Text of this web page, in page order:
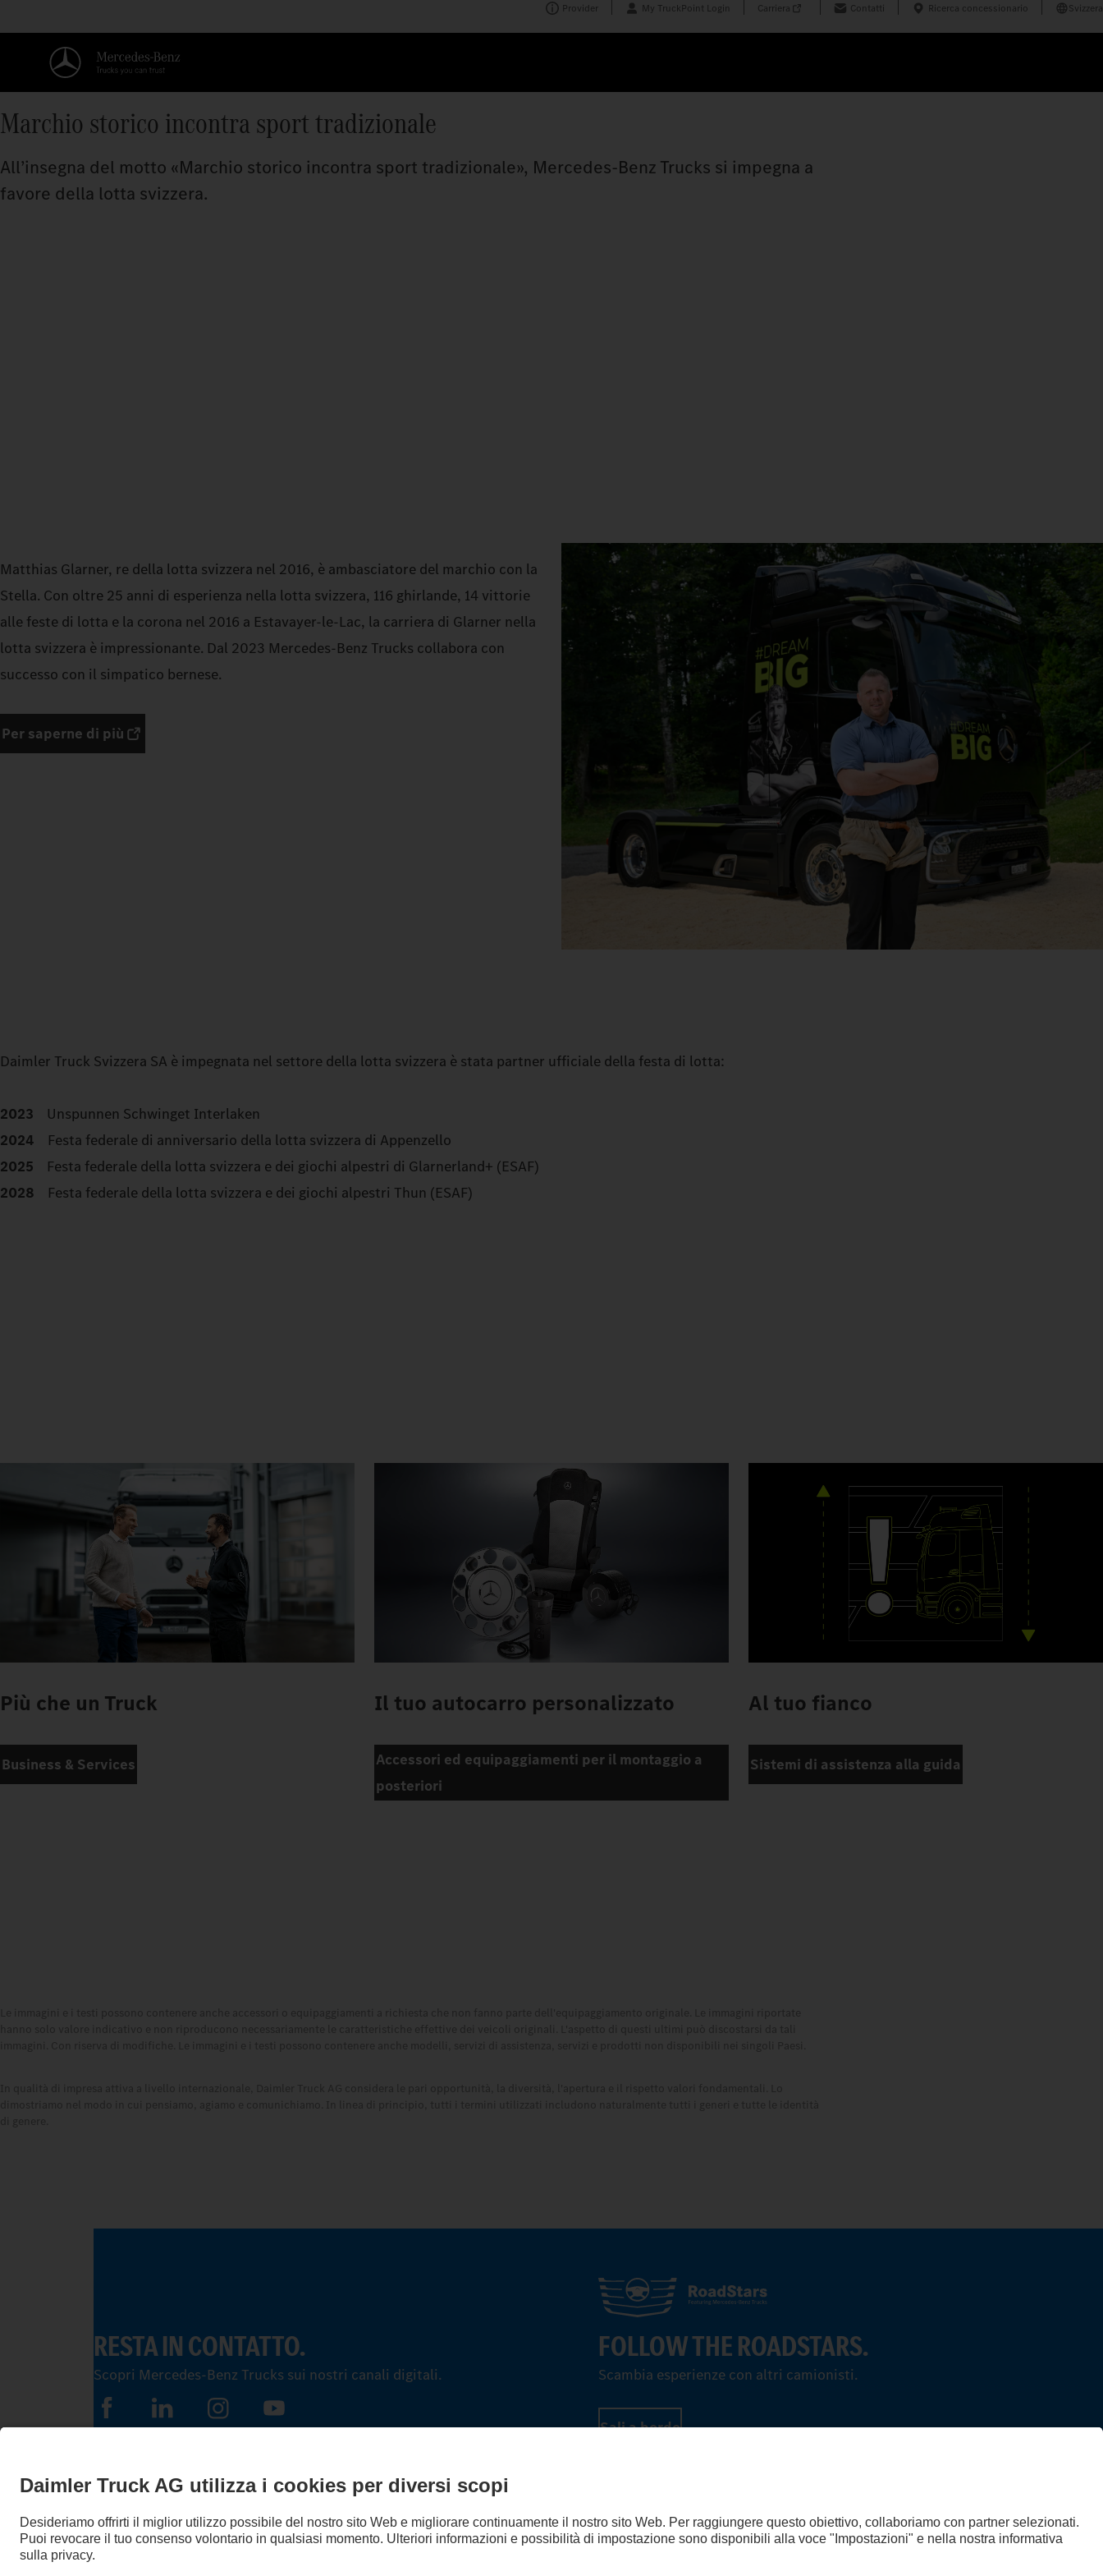
Provider My TruckPoint Login Carriera Contatti Ricerca concessionario Svizzera
Marchio storico incontra sport tradizionale
All’insegna del motto «Marchio storico incontra sport tradizionale», Mercedes‑Benz Trucks si impegna a
favore della lotta svizzera.
Matthias Glarner, re della lotta svizzera nel 2016, è ambasciatore del marchio con la
Stella. Con oltre 25 anni di esperienza nella lotta svizzera, 116 ghirlande, 14 vittorie
alle feste di lotta e la corona nel 2016 a Estavayer-le-Lac, la carriera di Glarner nella
lotta svizzera è impressionante. Dal 2023 Mercedes‑Benz Trucks collabora con
successo con il simpatico bernese.
Per saperne di più
Daimler Truck Svizzera SA è impegnata nel settore della lotta svizzera è stata partner ufficiale della festa di lotta:
2023 Unspunnen Schwinget Interlaken
2024 Festa federale di anniversario della lotta svizzera di Appenzello
2025 Festa federale della lotta svizzera e dei giochi alpestri di Glarnerland+ (ESAF)
2028
Festa federale della lotta svizzera e dei giochi alpestri Thun (ESAF)
Più che un Truck
Business & Services
Il tuo autocarro personalizzato
Accessori ed equipaggiamenti per il montaggio a
posteriori
Al tuo fianco
Sistemi di assistenza alla guida
RESTA IN CONTATTO.
Scopri Mercedes-Benz Trucks sui nostri canali digitali.
FOLLOW THE ROADSTARS.
Scambia esperienze con altri camionisti.
Sali a bordo
LANGUAGE